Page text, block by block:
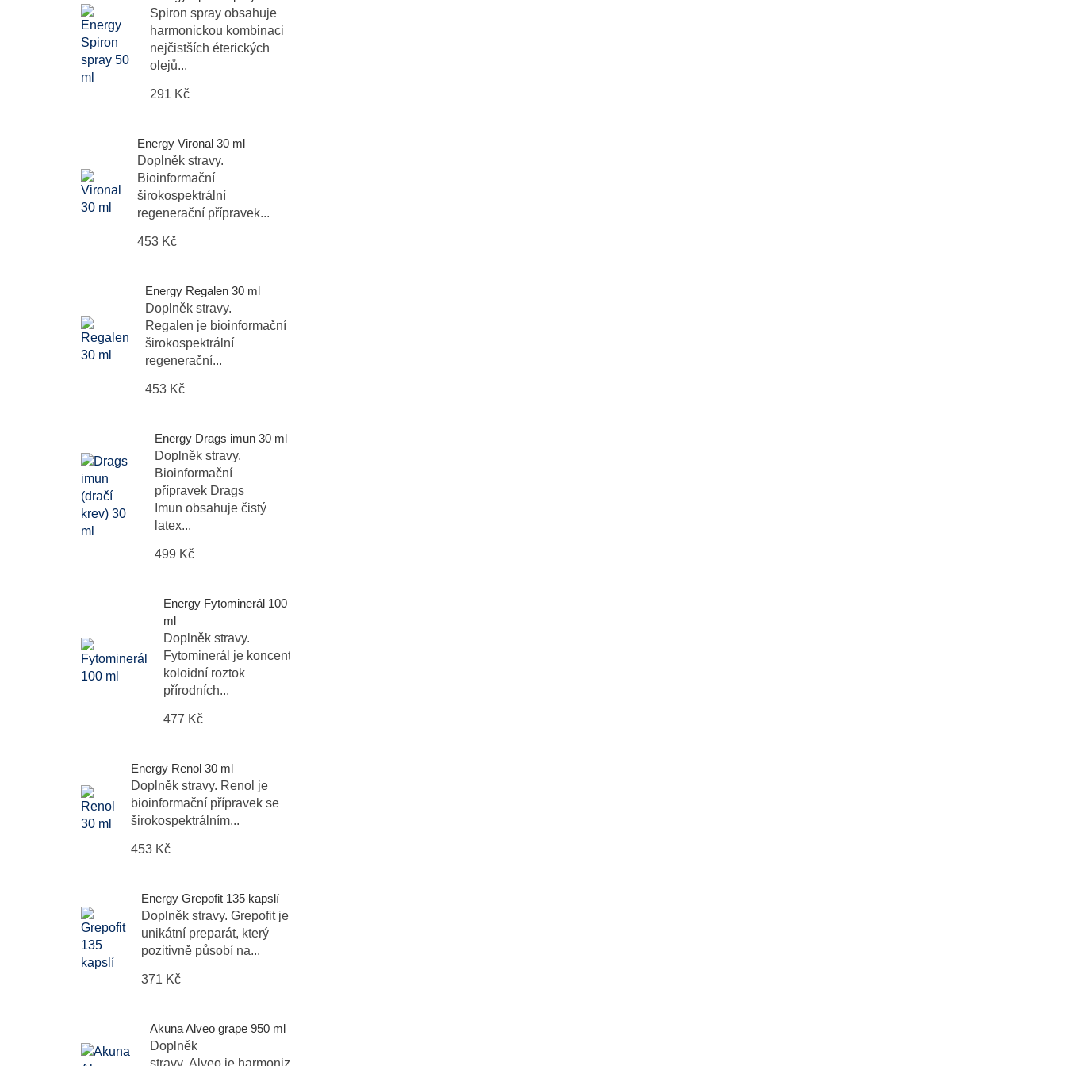
Spiron spray obsahuje
harmonickou kombinaci
nejčistších éterických
olejů...
291 Kč
Energy Vironal 30 ml
Doplněk stravy.
Bioinformační
širokospektrální
regenerační přípravek...
453 Kč
Energy Regalen 30 ml
Doplněk stravy.
Regalen je bioinformační
širokospektrální
regenerační...
453 Kč
Energy Drags imun 30 ml
Doplněk stravy.
Bioinformační
přípravek Drags
Imun obsahuje čistý
latex...
499 Kč
Energy Fytominerál 100
ml
Doplněk stravy.
Fytominerál je koncentrovaný
koloidní roztok
přírodních...
477 Kč
Energy Renol 30 ml
Doplněk stravy. Renol je
bioinformační přípravek se
širokospektrálním...
453 Kč
Energy Grepofit 135 kapslí
Doplněk stravy. Grepofit je
unikátní preparát, který
pozitivně působí na...
371 Kč
Akuna Alveo grape 950 ml
Doplněk
stravy. Alveo je harmonizační